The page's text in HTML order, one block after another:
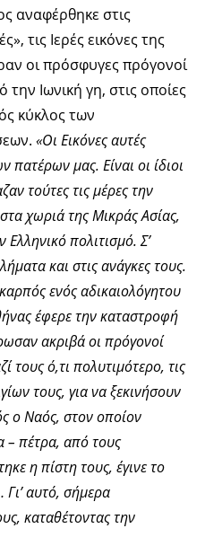
αναφέρθηκε στις
τις Ιερές εικόνες της
οι πρόσφυγες πρόγονοί
Ιωνική γη, στις οποίες
κύκλος των
«Οι Εικόνες αυτές
μας. Είναι οι ίδιοι
τούτες τις μέρες την
χωριά της Μικράς Ασίας,
πολιτισμό. Σ’
και στις ανάγκες τους.
ενός αδικαιολόγητου
έφερε την καταστροφή
ακριβά οι πρόγονοί
τους ό,τι πολυτιμότερο, τις
τους, για να ξεκινήσουν
ο Ναός, στον οποίον
– πέτρα, από τους
η πίστη τους, έγινε το
Γι’ αυτό, σήμερα
καταθέτοντας την